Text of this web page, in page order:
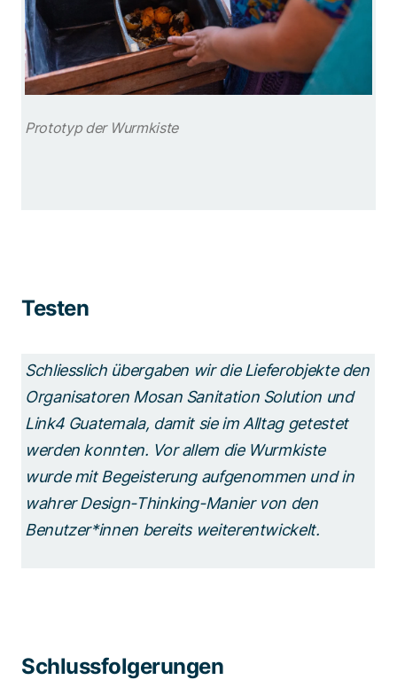
Prototyp der Wurmkiste
Testen
Schliesslich übergaben wir die Lieferobjekte den
Organisatoren Mosan Sanitation Solution und
Link4 Guatemala, damit sie im Alltag getestet
werden konnten. Vor allem die Wurmkiste
wurde mit Begeisterung aufgenommen und in
wahrer Design-Thinking-Manier von den
Benutzer*innen bereits weiterentwickelt.
Schlussfolgerungen